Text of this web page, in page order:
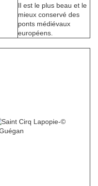
Il est le plus beau et le
mieux conservé des
ponts médiévaux
européens.